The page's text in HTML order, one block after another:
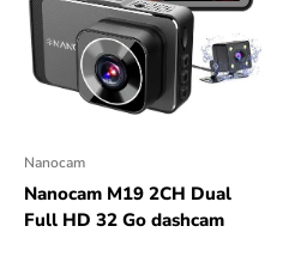
Nanocam
Nanocam M19 2CH Dual
Full HD 32 Go dashcam